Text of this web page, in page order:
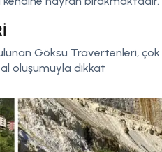
Göksu Travertenleri, çok
oluşumuyla dikkat